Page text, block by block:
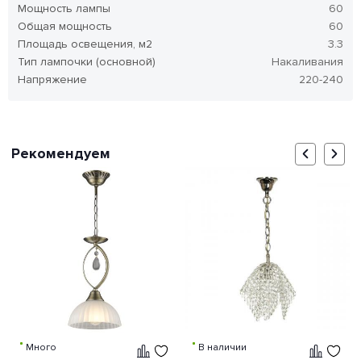
Мощность лампы
60
Общая мощность
60
Площадь освещения, м2
3.3
Тип лампочки (основной)
Накаливания
Напряжение
220-240
Рекомендуем
Много В наличии